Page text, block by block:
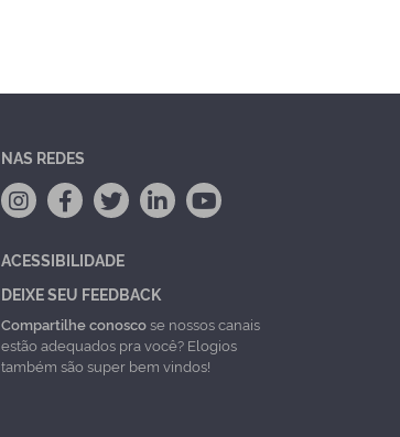
NAS REDES
ACESSIBILIDADE
DEIXE SEU FEEDBACK
Compartilhe conoscose nossos canais
estão adequados pra você? Elogios
também são super bem vindos!